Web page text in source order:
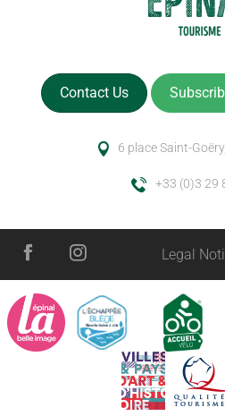
Contact Us
6 place Saint-
+33 (0)3 29
Legal